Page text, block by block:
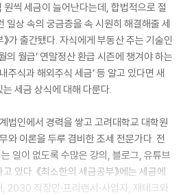
씩 세금이 늘어난다는데, 합법적으로 절
일상 속의 궁금증을 속 시원히 해결해줄 세
가 출간됐다. 자식에게 부동산 주는 기술인
의 월급’ 연말정산 환급 시즌에 챙겨야 하는
주식과 해외주식 세금’ 등 알고 있다면 새
세금 상식에 대해 다룬다.
법인에서 경력을 쌓고 고려대학교 대학원
와 이론을 두루 겸비한 조세 전문가다. 전
일이 없도록 수많은 강의, 블로그, 유튜브
있다. 《최소한의 세금공부》에는 세금에
2030 직장인·프리랜서·사업자, 재테크와